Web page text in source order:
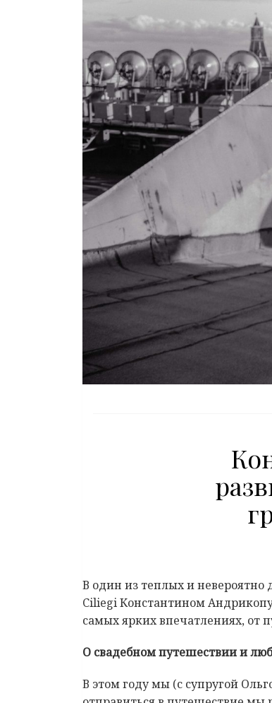
В один из теплых и невероятно
Ciliegi Константином
самых ярких впечатлениях, от
О свадебном путешествии и
В этом году мы (с супругой